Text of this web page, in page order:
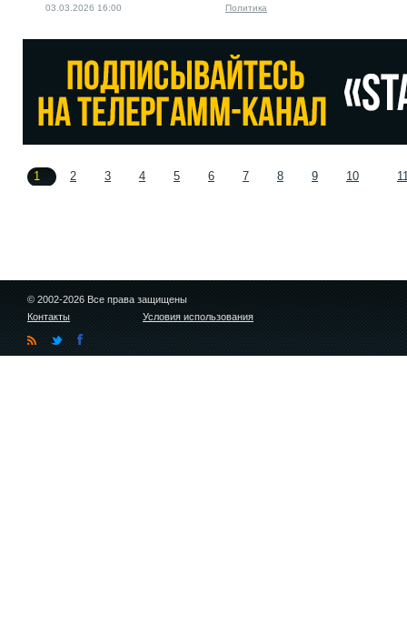
03.03.2026 16:00 Политика
1 2 3 4 5 6 7 8 9 10
© 2002-2026 Все права защищены
Контакты
Условия использования